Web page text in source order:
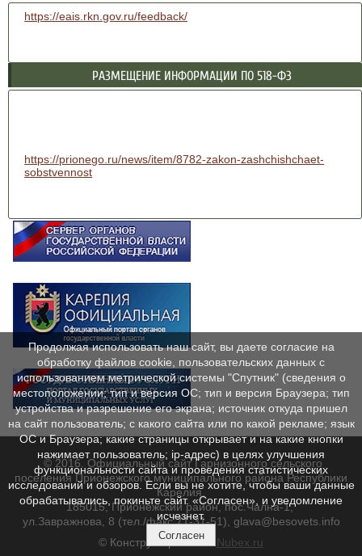
https://eais.rkn.gov.ru/feedback/
РАЗМЕЩЕНИЕ ИНФОРМАЦИИ ПО 518-ФЗ
https://prionego.ru/news/item/8782-zakon-zashchishchaet-
sobstvennost
© 2016. Официальный сайт Гарнизонного сельского
поселения Прионежского муниципального района Республики
Карелия.
185015, Прионежский район, пос.Чална-1,
ул.Завражнова, 8 (тел./факс 71-31-51), glava@besovets.info
© Конструктор сайтовNubex.ru
Продолжая использовать наш сайт, вы даете согласие на
обработку файлов cookie, пользовательских данных с
использованием метрической системы "Спутник" (сведения о
местоположении; тип и версия ОС; тип и версия Браузера; тип
устройства и разрешение его экрана; источник откуда пришел
на сайт пользователь; с какого сайта или по какой рекламе; язык
ОС и Браузера; какие страницы открывает и на какие кнопки
нажимает пользователь; ip-адрес) в целях улучшения
функциональности сайта и проведения статистических
исследований и обзоров. Если вы не хотите, чтобы ваши данные
обрабатывались, покиньте сайт. «Согласен», и уведомление
исчезнет.
Согласен